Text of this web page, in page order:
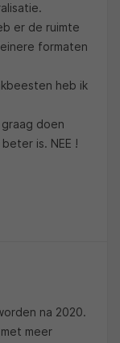
er de ruimte
formaten
heb ik
doen
is. NEE !
na 2020.
meer